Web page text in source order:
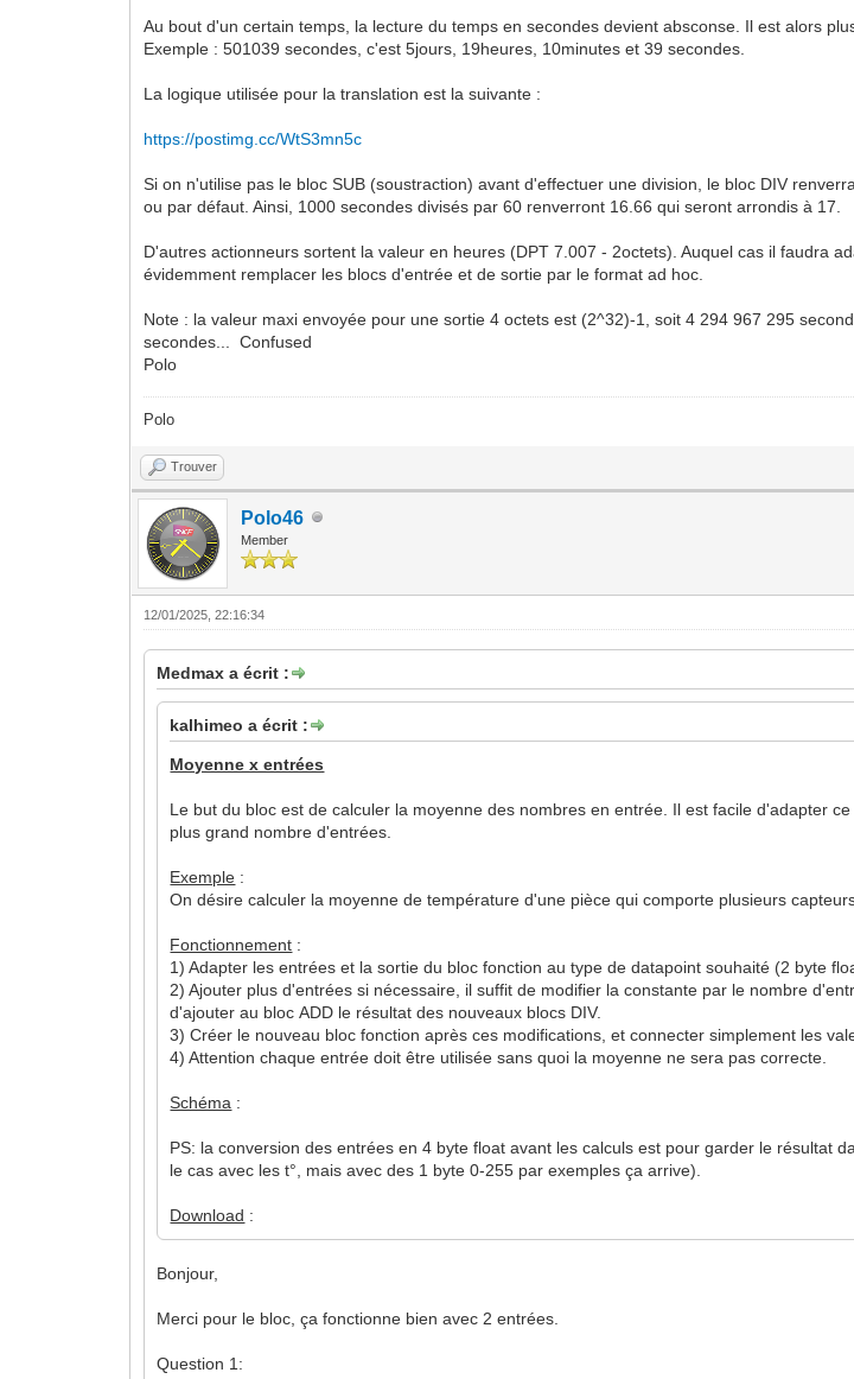
Au bout d'un certain temps, la lecture du temps en secondes devient absconse. Il est alors
Exemple : 501039 secondes, c'est 5jours, 19heures, 10minutes et 39 secondes.
La logique utilisée pour la translation est la suivante :
https://postimg.cc/WtS3mn5c
Si on n'utilise pas le bloc SUB (soustraction) avant d'effectuer une division, le bloc DIV
ou par défaut. Ainsi, 1000 secondes divisés par 60 renverront 16.66 qui seront arrondis à 17.
D'autres actionneurs sortent la valeur en heures (DPT 7.007 - 2octets). Auquel cas il faudra
évidemment remplacer les blocs d'entrée et de sortie par le format ad hoc.
Note : la valeur maxi envoyée pour une sortie 4 octets est (2^32)-1, soit 4 294 967 295
secondes... Confused
Polo
Polo
Trouver
Polo46
Member
12/01/2025, 22:16:34
Medmax a écrit :
kalhimeo a écrit :
Moyenne x entrées
Le but du bloc est de calculer la moyenne des nombres en entrée. Il est facile d'adapter
plus grand nombre d'entrées.
Exemple :
On désire calculer la moyenne de température d'une pièce qui comporte plusieurs
Fonctionnement :
1) Adapter les entrées et la sortie du bloc fonction au type de datapoint souhaité (2 byte
2) Ajouter plus d'entrées si nécessaire, il suffit de modifier la constante par le nombre
d'ajouter au bloc ADD le résultat des nouveaux blocs DIV.
3) Créer le nouveau bloc fonction après ces modifications, et connecter simplement les
4) Attention chaque entrée doit être utilisée sans quoi la moyenne ne sera pas correcte.
Schéma :
PS: la conversion des entrées en 4 byte float avant les calculs est pour garder le résultat
le cas avec les t°, mais avec des 1 byte 0-255 par exemples ça arrive).
Download :
Bonjour,
Merci pour le bloc, ça fonctionne bien avec 2 entrées.
Question 1: